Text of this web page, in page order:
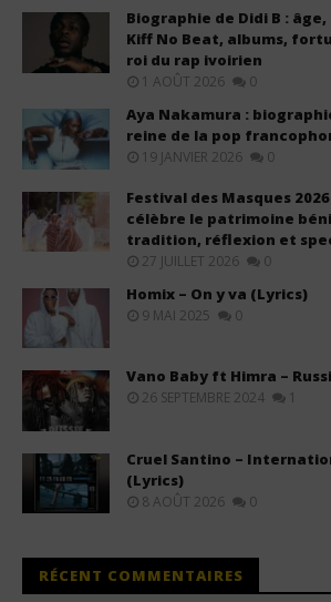
Biographie de Didi B :
Kiff No Beat, albums,
roi du rap ivoirien
1 AOÛT 2026 0
Aya Nakamura :
reine de la pop
19 JANVIER 2026 0
Festival des Masques
célèbre le patrimoine
tradition, réflexion et
27 JUILLET 2026 0
Homix – On y va (Lyrics)
9 MAI 2025 0
Vano Baby ft Himra –
26 SEPTEMBRE 2024 1
Cruel Santino –
(Lyrics)
8 AOÛT 2026 0
RÉCENT COMMENTAIRES